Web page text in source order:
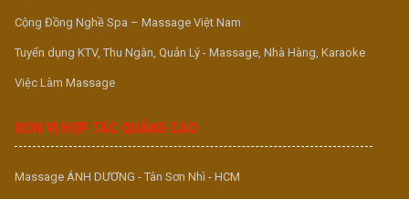
Cộng Đồng Nghề Spa – Massage Việt Nam
Tuyển dụng KTV, Thu Ngân, Quản Lý - Massage, Nhà Hàng, Karaoke
Việc Làm Massage
ĐƠN VỊ HỢP TÁC QUẢNG CÁO
Massage ÁNH DƯƠNG - Tân Sơn Nhì - HCM